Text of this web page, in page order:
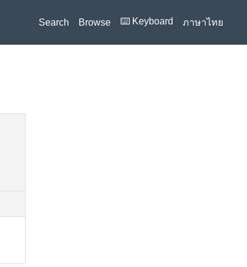
Search Browse ⌨️ Keyboard ภาษาไทย